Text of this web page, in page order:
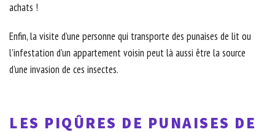
achats !
Enfin, la visite d’une personne qui transporte des punaises de lit ou
l’infestation d’un appartement voisin peut là aussi être la source
d’une invasion de ces insectes.
LES PIQÛRES DE PUNAISES DE